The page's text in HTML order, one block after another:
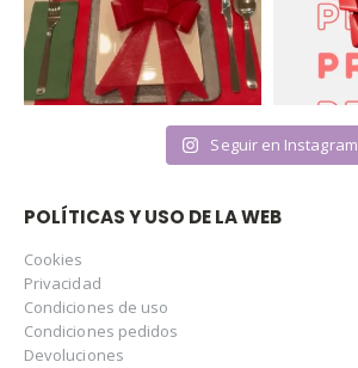
Seguir en Instagram
POLÍTICAS Y USO DE LA WEB
Cookies
Privacidad
Condiciones de uso
Condiciones pedidos
Devoluciones